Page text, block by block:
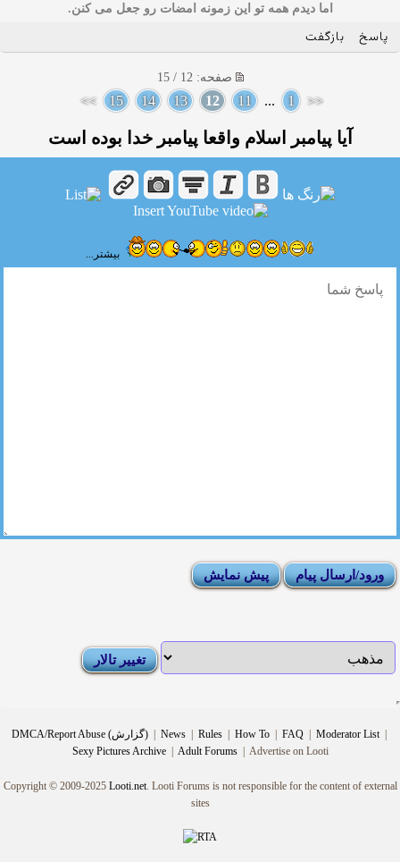
اما دیدم همه تو این زمونه امضات رو جعل می کنن.
پاسخ بازگفت
صفحه: 12 / 15
<<
1
...
11
12
13
14
15
>>
آیا پیامبر اسلام واقعا پیامبر خدا بوده است
بیشتر...
DMCA/Report Abuse (گزارش) News Rules How To FAQ Moderator List
Sexy Pictures Archive
Adult Forums Advertise on Looti
Copyright © 2009-2025 Looti.net. Looti Forums is not responsible for the content of external
sites